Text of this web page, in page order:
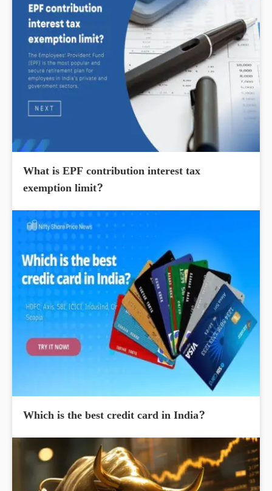
What is EPF contribution interest tax
exemption limit?
Which is the best credit card in India?